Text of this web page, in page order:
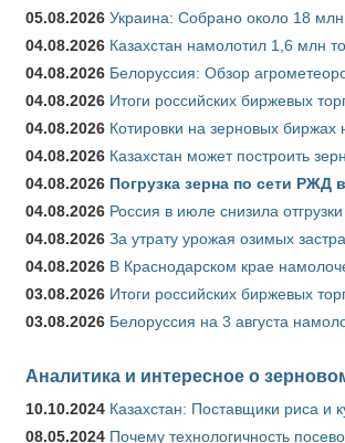
05.08.2026 Украина: Собрано около 18
04.08.2026 Казахстан намолотил 1,6 млн
04.08.2026 Белоруссия: Обзор
04.08.2026 Итоги российских биржевых
04.08.2026 Котировки на зерновых биржах
04.08.2026 Казахстан может построить
04.08.2026 Погрузка зерна по сети РЖД
04.08.2026 Россия в июле снизила
04.08.2026 За утрату урожая озимых
04.08.2026 В Краснодарском крае
03.08.2026 Итоги российских биржевых
03.08.2026 Белоруссия на 3 августа
Аналитика и интересное о
10.10.2024 Казахстан: Поставщики риса и
08.05.2024 Почему технологичность